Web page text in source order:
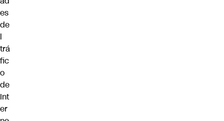
es
de
l
trá
fic
o
de
Int
er